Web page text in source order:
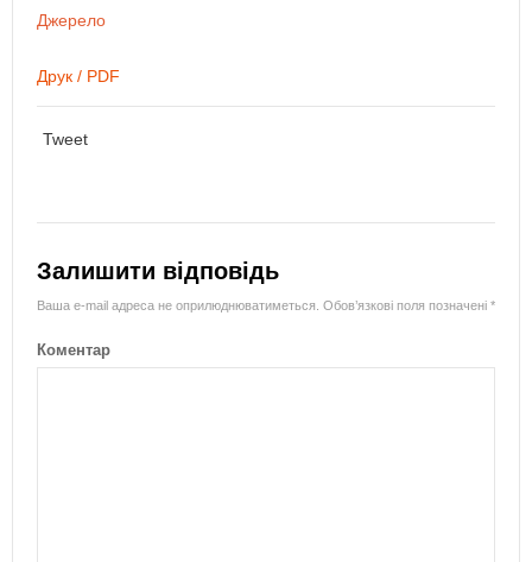
Джерело
Друк / PDF
Tweet
Залишити відповідь
Ваша e-mail адреса не оприлюднюватиметься. Обов’язкові поля позначені *
Коментар